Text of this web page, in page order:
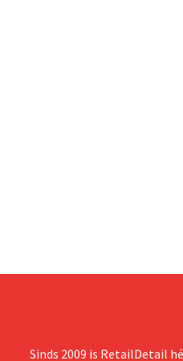
Sinds 2009 is RetailDetail